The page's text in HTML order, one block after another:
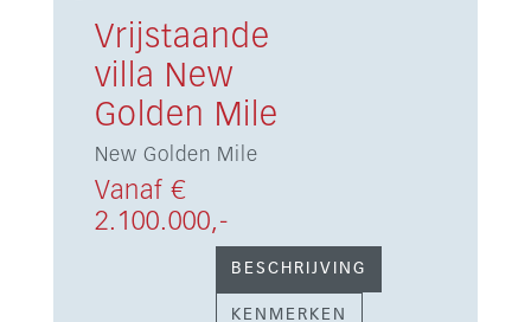
Vrijstaande
villa New
Golden Mile
New Golden Mile
Vanaf €
2.100.000,-
BESCHRIJVING
KENMERKEN